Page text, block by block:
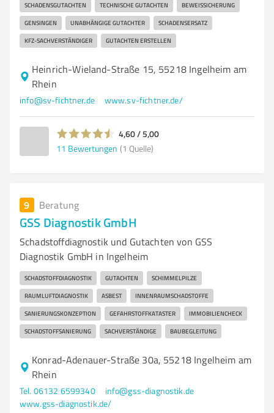
SCHADENSGUTACHTEN TECHNISCHE GUTACHTEN BEWEISSICHERUNG
GENSINGEN UNABHÄNGIGE GUTACHTER SCHADENSERSATZ
KFZ-SACHVERSTÄNDIGER GUTACHTEN ERSTELLEN
Heinrich-Wieland-Straße 15, 55218 Ingelheim am
Rhein
info@sv-fichtner.de www.sv-fichtner.de/
4,60 / 5,00
11 Bewertungen (1 Quelle)
9 Beratung
GSS Diagnostik GmbH
Schadstoffdiagnostik und Gutachten von GSS
Diagnostik GmbH in Ingelheim
SCHADSTOFFDIAGNOSTIK GUTACHTEN SCHIMMELPILZE
RAUMLUFTDIAGNOSTIK ASBEST INNENRAUMSCHADSTOFFE
SANIERUNGSKONZEPTION GEFAHRSTOFFKATASTER IMMOBILIENCHECK
SCHADSTOFFSANIERUNG SACHVERSTÄNDIGE BAUBEGLEITUNG
Konrad-Adenauer-Straße 30a, 55218 Ingelheim am
Rhein
Tel. 06132 6599340
info@gss-diagnostik.de
www.gss-diagnostik.de/